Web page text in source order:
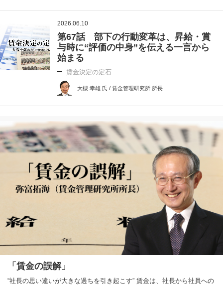
2026.06.10
第67話 部下の行動変革は、昇給・賞
与時に“評価の中身”を伝える一言から
始まる
賃金決定の定石
大槻 幸雄 氏 / 賃金管理研究所 所長
「賃金の誤解」
“社長の思い違いが大きな過ちを引き起こす” 賃金は、社長から社員への